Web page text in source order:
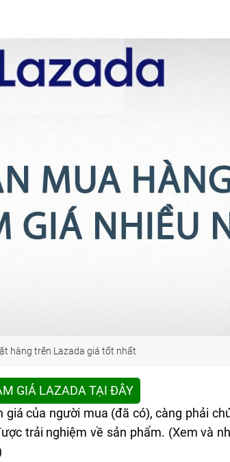
hàng trên Lazada giá tốt nhất
GIÁ LAZADA TẠI ĐÂY
của người mua (đã có), càng phải
trải nghiệm về sản phẩm. (Xem và